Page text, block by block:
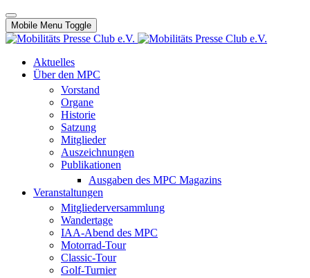
Mobile Menu Toggle
Aktuelles
Über den MPC
Vorstand
Organe
Historie
Satzung
Mitglieder
Auszeichnungen
Publikationen
Ausgaben des MPC Magazins
Veranstaltungen
Mitgliederversammlung
Wandertage
IAA-Abend des MPC
Motorrad-Tour
Classic-Tour
Golf-Turnier